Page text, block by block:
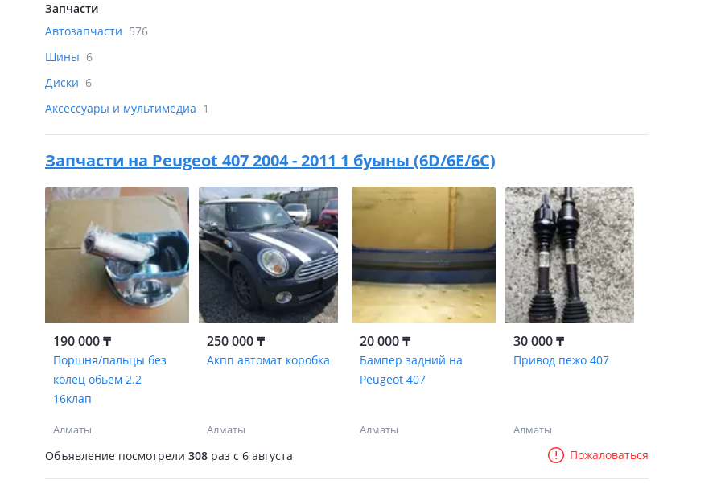
Запчасти
Автозапчасти 576
Шины 6
Диски 6
Аксессуары и мультимедиа 1
Запчасти на Peugeot 407 2004 - 2011 1 буыны (6D/6E/6C)
190 000 ₸
Поршня/пальцы без
колец обьем 2.2
16клап
Алматы
250 000 ₸
Акпп автомат коробка
Алматы
20 000 ₸
Бампер задний на
Peugeot 407
Алматы
30 000 ₸
Привод пежо 407
Алматы
Объявление посмотрели 308 раз c 6 августа Пожаловаться